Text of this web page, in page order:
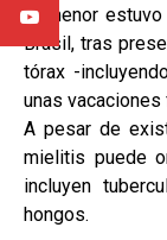
El menor
Brasil, tras
tórax -
unas
A pesar de
mielitis puede
incluyen
hongos.